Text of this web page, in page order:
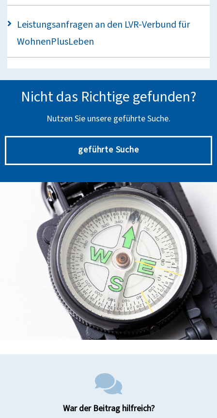
Leistungsanfragen an den LVR-Verbund für
WohnenPlusLeben
Nicht das Richtige gefunden?
Nutzen Sie unsere geführte Suche.
geführte Suche
War der Beitrag hilfreich?